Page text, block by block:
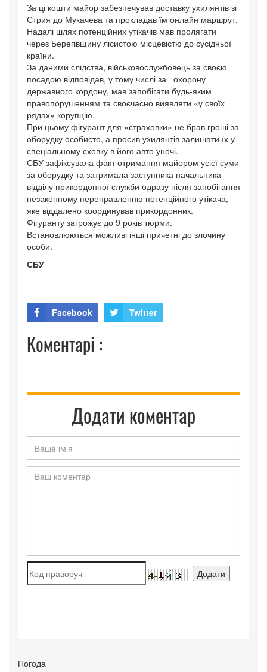
За ці кошти майор забезпечував доставку ухилянтів зі
Стрия до Мукачева та прокладав їм онлайн маршрут.
Надалі шлях потенційних утікачів мав пролягати
через Берегівщину лісистою місцевістю до сусідньої
країни.
За даними слідства, військовослужбовець за своєю
посадою відповідав, у тому числі за охорону
державного кордону, мав запобігати будь-яким
правопорушенням та своєчасно виявляти «у своїх
рядах» корупцію.
При цьому фігурант для «страховки» не брав гроші за
оборудку особисто, а просив ухилянтів залишати їх у
спеціальному сховку в його авто уночі.
СБУ зафіксувала факт отримання майором усієї суми
за оборудку та затримала заступника начальника
відділу прикордонної служби одразу після запобігання
незаконному переправленню потенційного утікача,
яке віддалено координував прикордонник.
Фігуранту загрожує до 9 років тюрми.
Встановлюються можливі інші причетні до злочину
особи.
СБУ
Facebook Twitter
Коментарі :
Додати коментар
Погода